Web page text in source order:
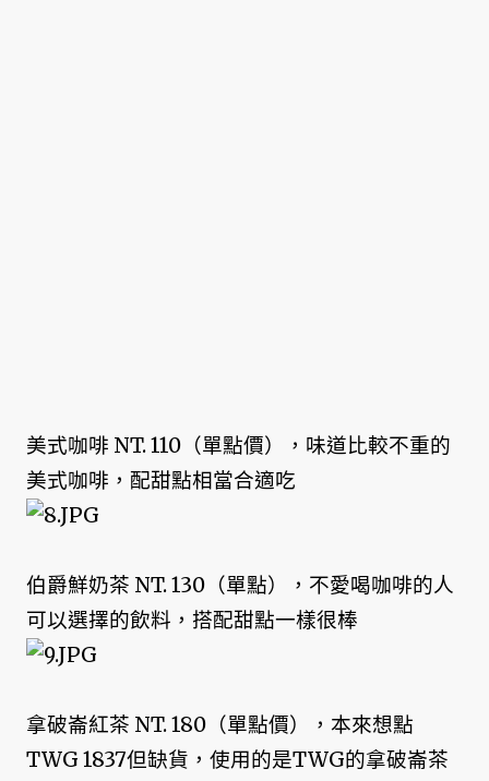
美式咖啡 NT. 110（單點價），味道比較不重的
美式咖啡，配甜點相當合適吃
伯爵鮮奶茶 NT. 130（單點），不愛喝咖啡的人
可以選擇的飲料，搭配甜點一樣很棒
拿破崙紅茶 NT. 180（單點價）， 本來想點
TWG 1837但缺貨， 使用的是TWG的拿破崙茶